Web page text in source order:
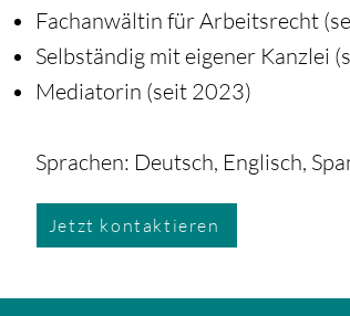
Fachanwältin für Arbeitsrecht
Selbständig mit eigener Kanzlei
Mediatorin (seit 2023)
Sprachen: Deutsch, Englisch,
Jetzt kontaktieren